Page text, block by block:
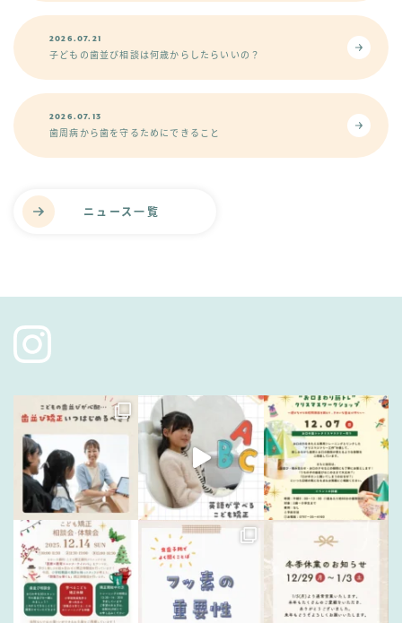
2026.07.21
子どもの歯並び相談は何歳からしたらいいの？
2026.07.13
歯周病から歯を守るためにできること
ニュース一覧